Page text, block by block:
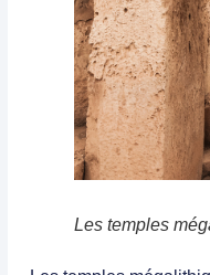
Les temples